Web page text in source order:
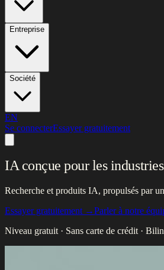
Entreprise
Société
EN
Se connecterEssayer gratuitement
IA conçue pour les
Recherche et produits IA, propulsés par
Essayer gratuitement →Parler à notre
Niveau gratuit · Sans carte de crédit ·